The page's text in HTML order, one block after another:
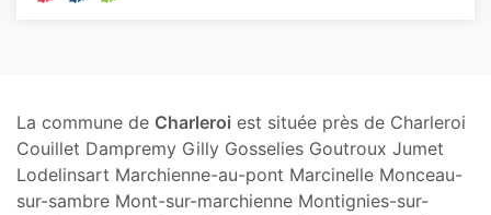
La commune de Charleroi est située près de Charleroi
Couillet Dampremy Gilly Gosselies Goutroux Jumet
Lodelinsart Marchienne-au-pont Marcinelle Monceau-
sur-sambre Mont-sur-marchienne Montignies-sur-